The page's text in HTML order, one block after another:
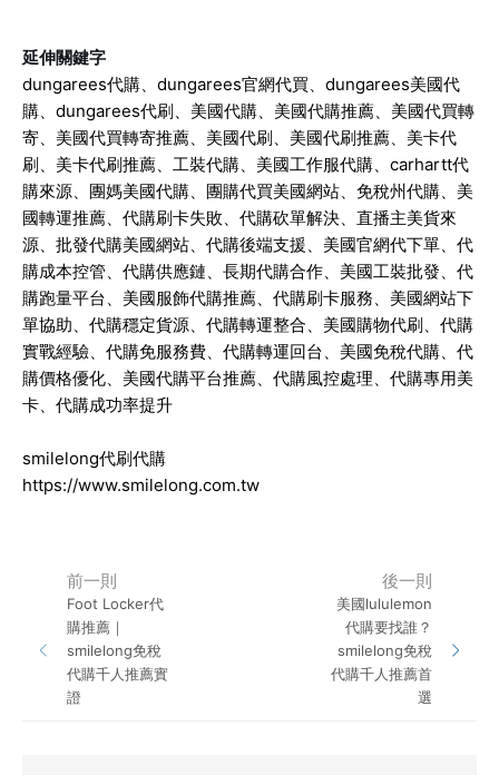
延伸關鍵字
dungarees代購、dungarees官網代買、dungarees美國代
購、dungarees代刷、美國代購、美國代購推薦、美國代買轉
寄、美國代買轉寄推薦、美國代刷、美國代刷推薦、美卡代
刷、美卡代刷推薦、工裝代購、美國工作服代購、carhartt代
購來源、團媽美國代購、團購代買美國網站、免稅州代購、美
國轉運推薦、代購刷卡失敗、代購砍單解決、直播主美貨來
源、批發代購美國網站、代購後端支援、美國官網代下單、代
購成本控管、代購供應鏈、長期代購合作、美國工裝批發、代
購跑量平台、美國服飾代購推薦、代購刷卡服務、美國網站下
單協助、代購穩定貨源、代購轉運整合、美國購物代刷、代購
實戰經驗、代購免服務費、代購轉運回台、美國免稅代購、代
購價格優化、美國代購平台推薦、代購風控處理、代購專用美
卡、代購成功率提升
smilelong代刷代購
https://www.smilelong.com.tw
前一則
Foot Locker代
購推薦｜
smilelong免稅
代購千人推薦實
證
後一則
美國lululemon
代購要找誰？
smilelong免稅
代購千人推薦首
選